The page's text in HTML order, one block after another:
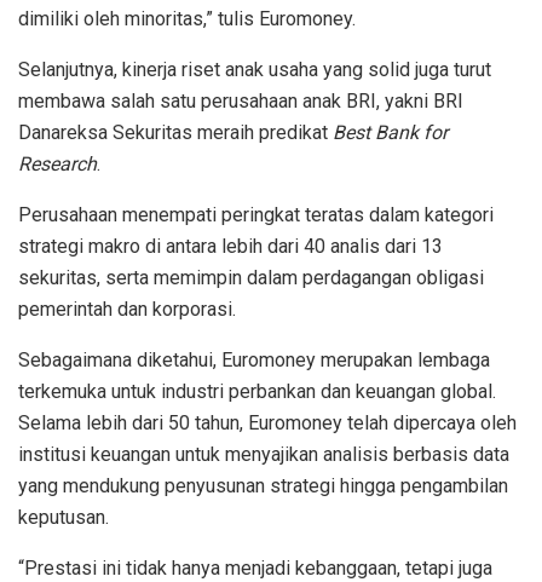
dimiliki oleh minoritas,” tulis Euromoney.
Selanjutnya, kinerja riset anak usaha yang solid juga turut
membawa salah satu perusahaan anak BRI, yakni BRI
Danareksa Sekuritas meraih predikat Best Bank for
Research.
Perusahaan menempati peringkat teratas dalam kategori
strategi makro di antara lebih dari 40 analis dari 13
sekuritas, serta memimpin dalam perdagangan obligasi
pemerintah dan korporasi.
Sebagaimana diketahui, Euromoney merupakan lembaga
terkemuka untuk industri perbankan dan keuangan global.
Selama lebih dari 50 tahun, Euromoney telah dipercaya oleh
institusi keuangan untuk menyajikan analisis berbasis data
yang mendukung penyusunan strategi hingga pengambilan
keputusan.
“Prestasi ini tidak hanya menjadi kebanggaan, tetapi juga